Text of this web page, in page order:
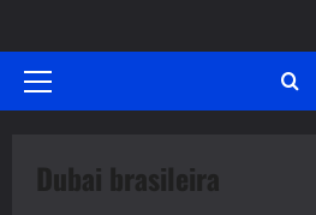
Primary
Dubai brasileira